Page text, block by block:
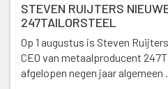
STEVEN RUIJTERS
247TAILORSTEEL
Op 1 augustus is Steven
CEO van metaalproducent
afgelopen negen jaar algemeen